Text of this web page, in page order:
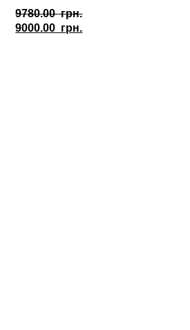
9780.00грн.
Оригінальна
9000.00 грн.Поточна